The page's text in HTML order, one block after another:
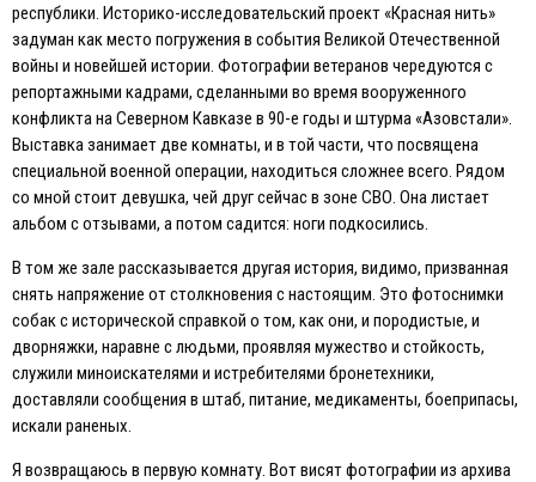
республики. Историко-исследовательский проект «Красная нить»
задуман как место погружения в события Великой Отечественной
войны и новейшей истории. Фотографии ветеранов чередуются с
репортажными кадрами, сделанными во время вооруженного
конфликта на Северном Кавказе в 90-е годы и штурма «Азовстали».
Выставка занимает две комнаты, и в той части, что посвящена
специальной военной операции, находиться сложнее всего. Рядом
со мной стоит девушка, чей друг сейчас в зоне СВО. Она листает
альбом с отзывами, а потом садится: ноги подкосились.
В том же зале рассказывается другая история, видимо, призванная
снять напряжение от столкновения с настоящим. Это фотоснимки
собак с исторической справкой о том, как они, и породистые, и
дворняжки, наравне с людьми, проявляя мужество и стойкость,
служили миноискателями и истребителями бронетехники,
доставляли сообщения в штаб, питание, медикаменты, боеприпасы,
искали раненых.
Я возвращаюсь в первую комнату. Вот висят фотографии из архива